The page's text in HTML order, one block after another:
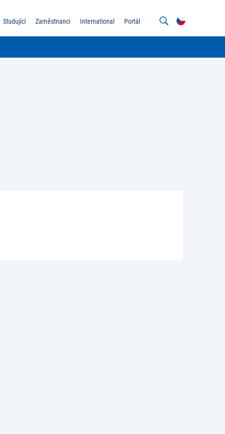
Studující Zaměstnanci International Portál